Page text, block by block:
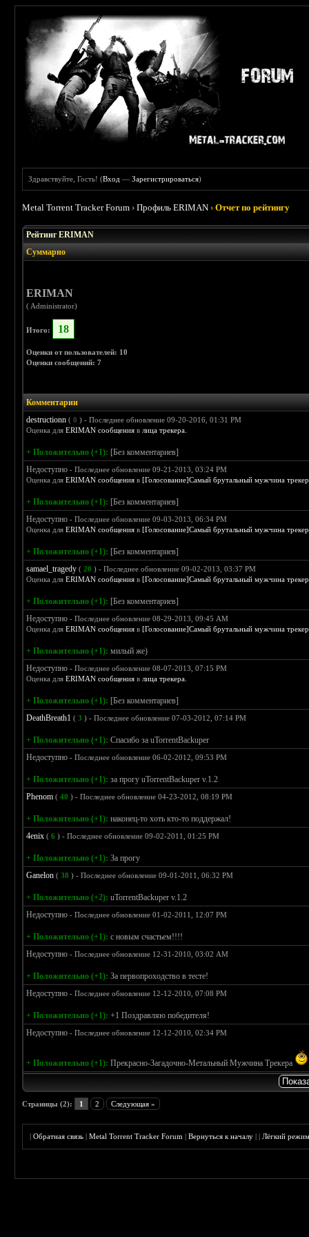
Здравствуйте, Гость! (Вход —Зарегистрироваться)
Metal Torrent Tracker Forum ›Профиль ERIMAN ›Отчет по рейтингу
Рейтинг ERIMAN
Суммарно
ERIMAN
( Administrator)
Итого: 18
Оценки от пользователей: 10
Оценки сообщений: 7
Комментарии
destructionn ( 0 ) - Последнее обновление 09-20-2016, 01:31 PM
Оценка дляERIMAN сообщения в лица трекера.
+ Положительно (+1): [Без комментариев]
Недоступно- Последнее обновление 09-21-2013, 03:24 PM
Оценка дляERIMAN сообщения в[Голосование]Самый брутальный мужчина
+ Положительно (+1): [Без комментариев]
Недоступно- Последнее обновление 09-03-2013, 06:34 PM
Оценка дляERIMAN сообщения в[Голосование]Самый брутальный мужчина
+ Положительно (+1): [Без комментариев]
samael_tragedy ( 20 ) - Последнее обновление 09-02-2013, 03:37 PM
Оценка дляERIMAN сообщения в[Голосование]Самый брутальный мужчина
+ Положительно (+1): [Без комментариев]
Недоступно- Последнее обновление 08-29-2013, 09:45 AM
Оценка дляERIMAN сообщения в[Голосование]Самый брутальный мужчина
+ Положительно (+1): милый же)
Недоступно- Последнее обновление 08-07-2013, 07:15 PM
Оценка дляERIMAN сообщения в лица трекера.
+ Положительно (+1): [Без комментариев]
DeathBreath1 ( 3 ) - Последнее обновление 07-03-2012, 07:14 PM
+ Положительно (+1): Спасибо за uTorrentBackuper
Недоступно- Последнее обновление 06-02-2012, 09:53 PM
+ Положительно (+1): за прогу uTorrentBackuper v.1.2
Phenom ( 40 ) - Последнее обновление 04-23-2012, 08:19 PM
+ Положительно (+1): наконец-то хоть кто-то поддержал!
4enix ( 6 ) - Последнее обновление 09-02-2011, 01:25 PM
+ Положительно (+1): За прогу
Ganelon ( 38 ) - Последнее обновление 09-01-2011, 06:32 PM
+ Положительно (+2): uTorrentBackuper v.1.2
Недоступно- Последнее обновление 01-02-2011, 12:07 PM
+ Положительно (+1): с новым счастьем!!!!
Недоступно- Последнее обновление 12-31-2010, 03:02 AM
+ Положительно (+1): За первопроходство в тесте!
Недоступно- Последнее обновление 12-12-2010, 07:08 PM
+ Положительно (+1): +1 Поздравляю победителя!
Недоступно- Последнее обновление 12-12-2010, 02:34 PM
+ Положительно (+1): Прекрасно-Загадочно-Метальный Мужчина Трекера
Страницы (2): 1 2 Следующая »
|Обратная связь |Metal Torrent Tracker Forum |Вернуться к началу ||Лёгкий